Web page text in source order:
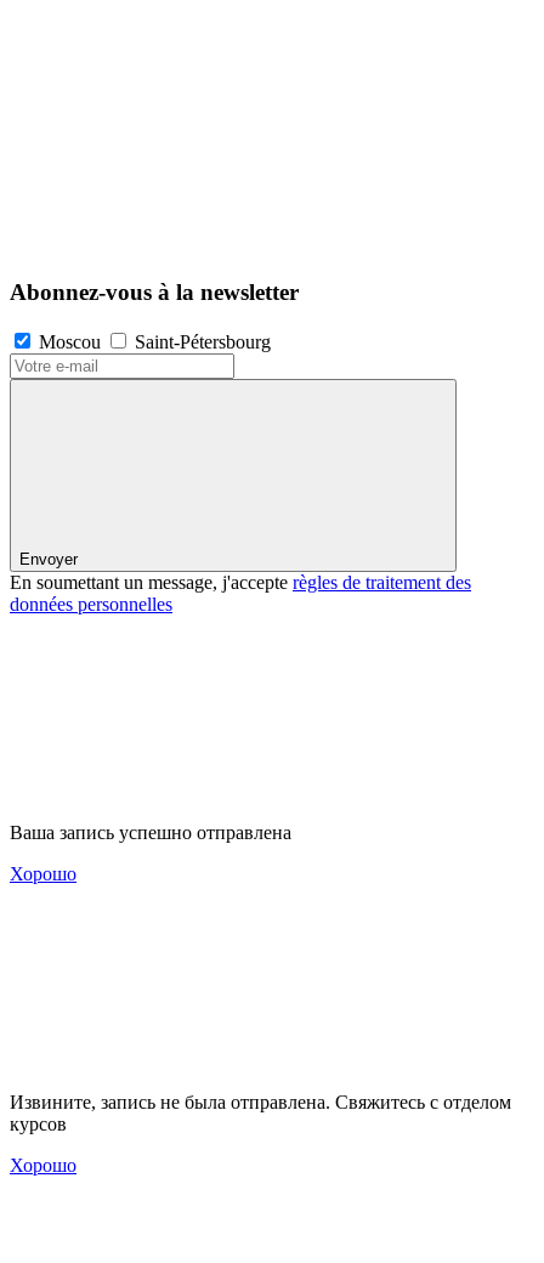
Abonnez-vous à la newsletter
Moscou Saint-Pétersbourg
Envoyer
En soumettant un message, j'accepte règles de traitement des
données personnelles
Ваша запись успешно отправлена
Хорошо
Извините, запись не была отправлена. Свяжитесь с отделом
курсов
Хорошо